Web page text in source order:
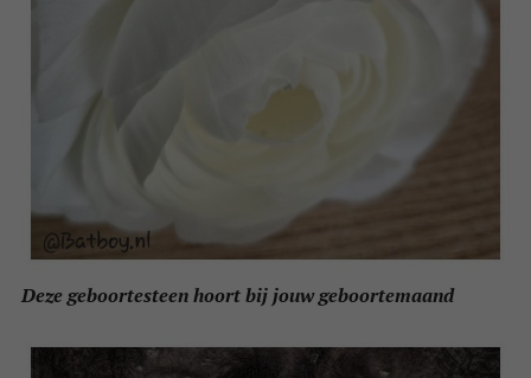
Deze geboortesteen hoort bij jouw geboortemaand